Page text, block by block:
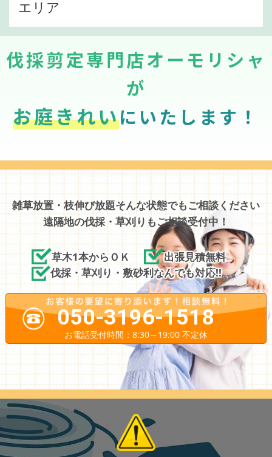
エリア
伐採剪定専門店オーモリシャ
が
お庭きれいにいたします！
雑草放置・枝伸び放題そんな状態でもご相談ください
遠隔地の伐採・草刈りもご相談受付中！
草木1本からＯＫ
出張見積無料
伐採・草刈り・敷砂利なんでも対応!!
050-3196-1518
お電話受付時間：8:30～19:00 不定休